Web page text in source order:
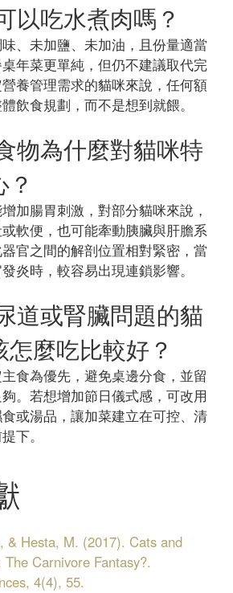
以吃水煮肉嗎？
、未加鹽、未加油，且份量適當
年菜更單純，但仍不建議取代完
養管理需求的貓咪來說，任何額
飲食規劃，而不是想到就餵。
物為什麼對貓咪特
加腸胃刺激，對部分貓咪來說，
軟便，也可能牽動胰臟與肝膽系
官之間的解剖位置相對緊密，當
炎時，較容易出現連鎖影響。
道或腎臟問題的貓
麼吃比較好？
食為優先，避免桌邊分食，並留
。若想增加節日儀式感，可改用
或湯品，讓加菜建立在可控、清
下。
& Hesta, M. (2017). Cats and
Carnivore Fantasy?.
4(4), 55.